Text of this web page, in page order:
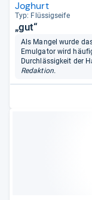
Joghurt
Typ: Flüs­sig­seife
„gut“
Als Mangel wurde
Emulgator wird
Durchlässigkeit der
Redaktion.